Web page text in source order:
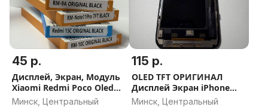
45 р.
Дисплей, Экран, Модуль
Xiaomi Redmi Poco Oled
TFT Копия Ориг
Минск, Центральный
115 р.
OLED TFT ОРИГИНАЛ
Дисплей Экран iPhone
14/15/16/17
Минск, Центральный